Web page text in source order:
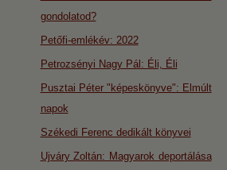
gondolatod?
Petőfi-emlékév: 2022
Petrozsényi Nagy Pál: Éli, Éli
Pusztai Péter "képeskönyve": Elmúlt
napok
Székedi Ferenc dedikált könyvei
Ujváry Zoltán: Magyarok deportálása